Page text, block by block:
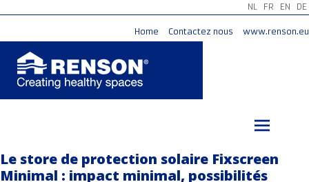
NL FR EN DE
Home Contactez nous www.renson.eu
Le store de protection solaire Fixscreen
Minimal : impact minimal, possibilités